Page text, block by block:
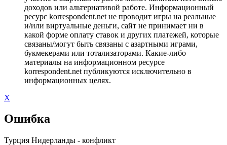
доходов или альтернативой работе. Информационный
ресурс korrespondent.net не проводит игры на реальные
и/или виртуальные деньги, сайт не принимает ни в
какой форме оплату ставок и других платежей, которые
связаны/могут быть связаны с азартными играми,
букмекерами или тотализаторами. Какие-либо
материалы на информационном ресурсе
korrespondent.net публикуются исключительно в
информационных целях.
X
Ошибка
Турция Нидерланды - конфликт